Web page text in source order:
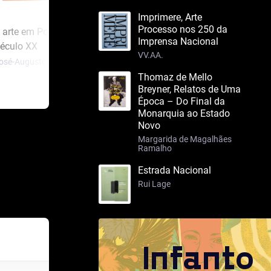
arte em Portugal no
XX
Augusto França
A arte em Portugal no
Século XIX – 2 tomos
Imprimere, Arte
Processo nos 250 da
Imprensa Nacional
VV.AA.
Thomaz de Mello
Breyner, Relatos de Uma
Época – Do Final da
Monarquia ao Estado
Novo
Margarida de Magalhães
Ramalho
Estrada Nacional
Rui Lage
Infanto